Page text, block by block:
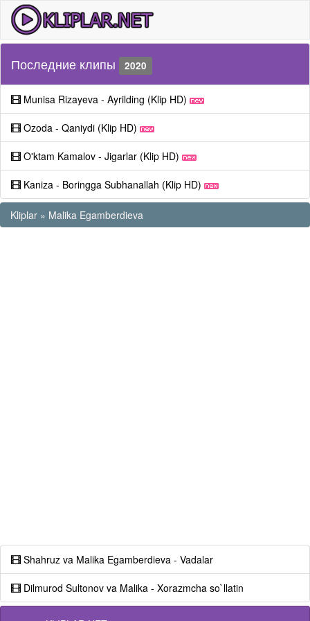
Последние клипы 2020
Munisa Rizayeva - Ayrilding (Klip HD)
Ozoda - Qaniydi (Klip HD)
O'ktam Kamalov - Jigarlar (Klip HD)
Kaniza - Boringga Subhanallah (Klip HD)
Kliplar » Malika Egamberdieva
Shahruz va Malika Egamberdieva - Vadalar
Dilmurod Sultonov va Malika - Xorazmcha so`llatin